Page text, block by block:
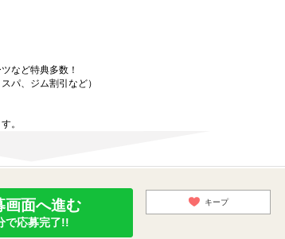
など特典多数！
パ、ジム割引など）
。
画面へ進む
で応募完了!!
キープ